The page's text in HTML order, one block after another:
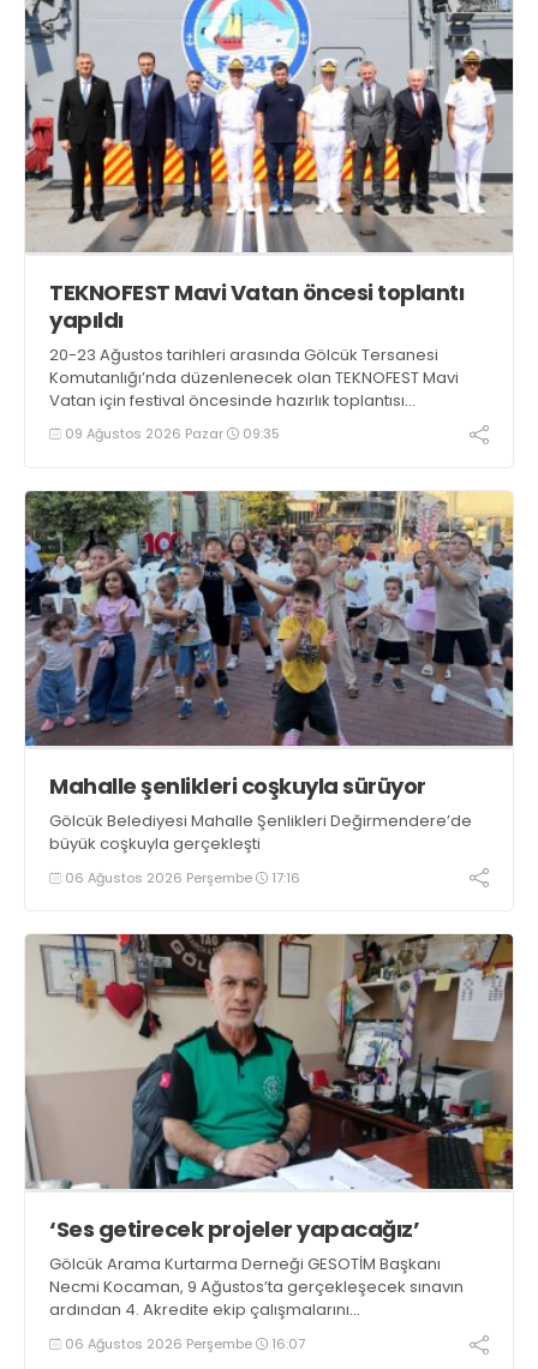
TEKNOFEST Mavi Vatan öncesi toplantı
yapıldı
20-23 Ağustos tarihleri arasında Gölcük Tersanesi
Komutanlığı’nda düzenlenecek olan TEKNOFEST Mavi
Vatan için festival öncesinde hazırlık toplantısı
gerçekleştirildi
09 Ağustos 2026 Pazar 09:35
Mahalle şenlikleri coşkuyla sürüyor
Gölcük Belediyesi Mahalle Şenlikleri Değirmendere’de
büyük coşkuyla gerçekleşti
06 Ağustos 2026 Perşembe 17:16
‘Ses getirecek projeler yapacağız’
Gölcük Arama Kurtarma Derneği GESOTİM Başkanı
Necmi Kocaman, 9 Ağustos’ta gerçekleşecek sınavın
ardından 4. Akredite ekip çalışmalarını
tamamlayacaklarını ifade ederek açıklamalarda
bulundu. Kocaman, “Gölcük’te ve Kocaeli genelinde ses
06 Ağustos 2026 Perşembe 16:07